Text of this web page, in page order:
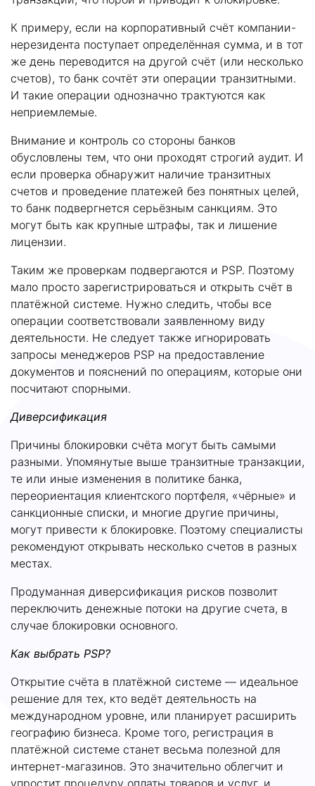
К примеру, если на корпоративный счёт компании-
нерезидента поступает определённая сумма, и в тот
же день переводится на другой счёт (или несколько
счетов), то банк сочтёт эти операции транзитными.
И такие операции однозначно трактуются как
неприемлемые.
Внимание и контроль со стороны банков
обусловлены тем, что они проходят строгий аудит. И
если проверка обнаружит наличие транзитных
счетов и проведение платежей без понятных целей,
то банк подвергнется серьёзным санкциям. Это
могут быть как крупные штрафы, так и лишение
лицензии.
Таким же проверкам подвергаются и PSP. Поэтому
мало просто зарегистрироваться и открыть счёт в
платёжной системе. Нужно следить, чтобы все
операции соответствовали заявленному виду
деятельности. Не следует также игнорировать
запросы менеджеров PSP на предоставление
документов и пояснений по операциям, которые они
посчитают спорными.
Диверсификация
Причины блокировки счёта могут быть самыми
разными. Упомянутые выше транзитные транзакции,
те или иные изменения в политике банка,
переориентация клиентского портфеля, «чёрные» и
санкционные списки, и многие другие причины,
могут привести к блокировке. Поэтому специалисты
рекомендуют открывать несколько счетов в разных
местах.
Продуманная диверсификация рисков позволит
переключить денежные потоки на другие счета, в
случае блокировки основного.
Как выбрать PSP?
Открытие счёта в платёжной системе — идеальное
решение для тех, кто ведёт деятельность на
международном уровне, или планирует расширить
географию бизнеса. Кроме того, регистрация в
платёжной системе станет весьма полезной для
интернет-магазинов. Это значительно облегчит и
упростит процедуру оплаты товаров и услуг, и